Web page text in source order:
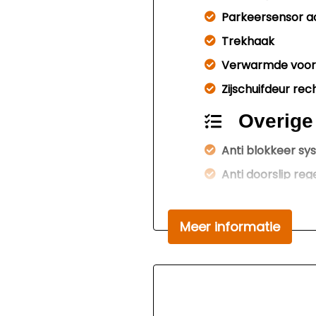
Parkeersensor
Trekhaak
Verwarmde
Zijschuifdeur
Overige
Anti blokkeer
Anti doorslip
Bluetooth
Elektronisch
Elektronisch
Meer informatie